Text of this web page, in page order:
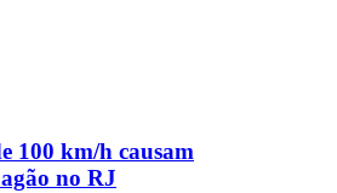
100 km/h causam
no RJ